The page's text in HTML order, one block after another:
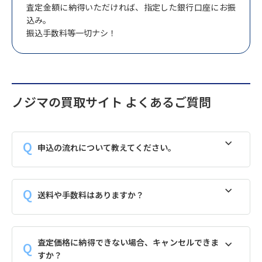
査定金額に納得いただければ、指定した銀行口座にお振
込み。
振込手数料等一切ナシ！
ノジマの買取サイト よくあるご質問
申込の流れについて教えてください。
送料や手数料はありますか？
査定価格に納得できない場合、キャンセルできま
すか？